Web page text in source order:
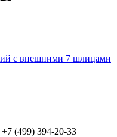
с внешними 7 шлицами
(499) 394-20-33